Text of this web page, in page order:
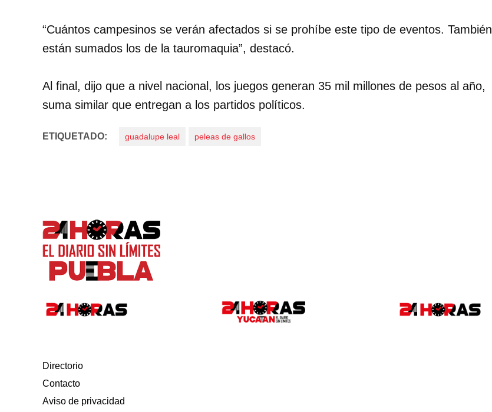
“Cuántos campesinos se verán afectados si se prohíbe este tipo de eventos. También
están sumados los de la tauromaquia”, destacó.
Al final, dijo que a nivel nacional, los juegos generan 35 mil millones de pesos al año,
suma similar que entregan a los partidos políticos.
ETIQUETADO: guadalupe leal peleas de gallos
Directorio
Contacto
Aviso de privacidad